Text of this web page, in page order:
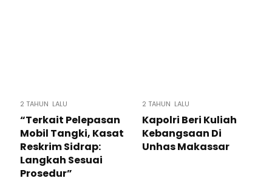
2 TAHUN LALU
“Terkait Pelepasan
Mobil Tangki, Kasat
Reskrim Sidrap:
Langkah Sesuai
Prosedur”
2 TAHUN LALU
Kapolri Beri Kuliah
Kebangsaan Di
Unhas Makassar